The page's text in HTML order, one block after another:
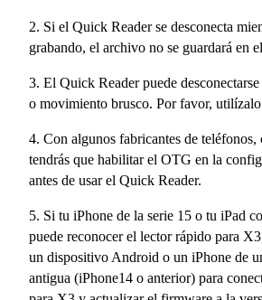
2. Si el Quick Reader se desconecta
grabando, el archivo no se guardará en
3. El Quick Reader puede
o movimiento brusco. Por favor,
4. Con algunos fabricantes de teléfonos,
tendrás que habilitar el OTG en la
antes de usar el Quick Reader.
5. Si tu iPhone de la serie 15 o tu iPad
puede reconocer el lector rápido para
un dispositivo Android o un iPhone de
antigua (iPhone14 o anterior) para